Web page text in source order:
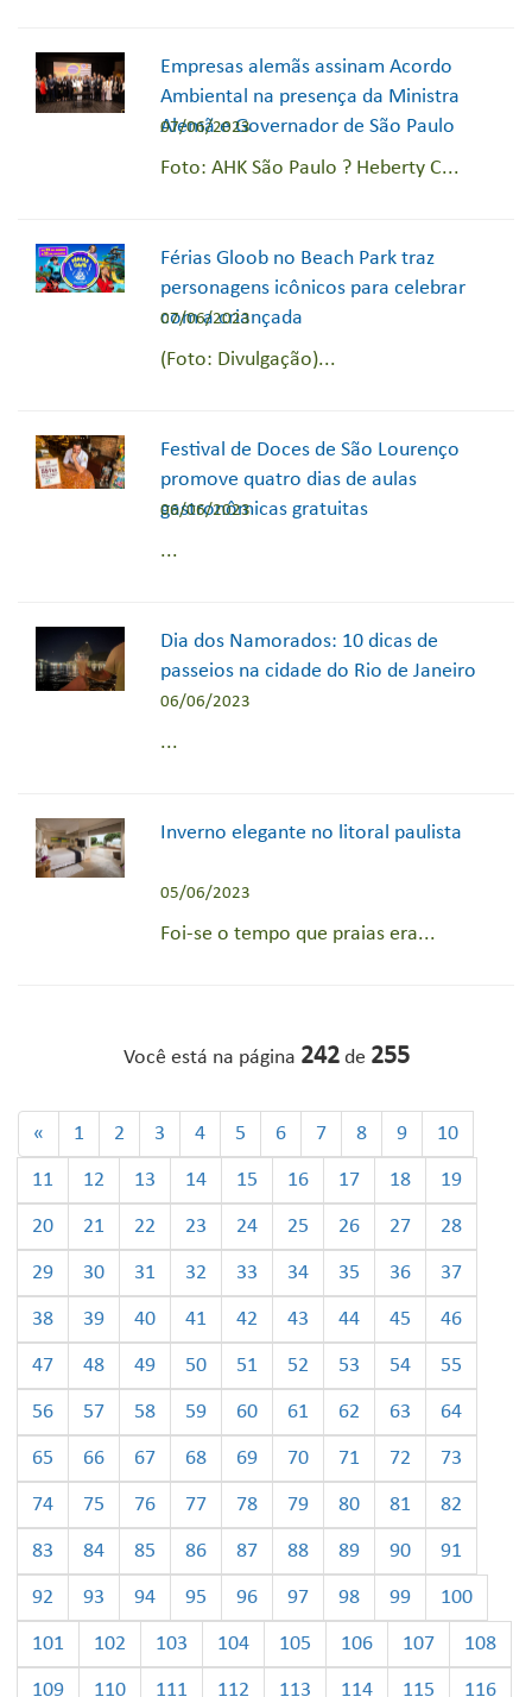
Empresas alemãs assinam Acordo
Ambiental na presença da Ministra
Alemã e Governador de São Paulo
07/06/2023
Foto: AHK São Paulo ? Heberty C...
Férias Gloob no Beach Park traz
personagens icônicos para celebrar
com a criançada
07/06/2023
(Foto: Divulgação)...
Festival de Doces de São Lourenço
promove quatro dias de aulas
gastronômicas gratuitas
06/06/2023
...
Dia dos Namorados: 10 dicas de
passeios na cidade do Rio de Janeiro
06/06/2023
...
Inverno elegante no litoral paulista
05/06/2023
Foi-se o tempo que praias era...
Você está na página 242de 255
« 1 2 3 4 5 6 7 8 9 10
11 12 13 14 15 16 17 18 19
20 21 22 23 24 25 26 27 28
29 30 31 32 33 34 35 36 37
38 39 40 41 42 43 44 45 46
47 48 49 50 51 52 53 54 55
56 57 58 59 60 61 62 63 64
65 66 67 68 69 70 71 72 73
74 75 76 77 78 79 80 81 82
83 84 85 86 87 88 89 90 91
92 93 94 95 96 97 98 99 100
101 102 103 104 105 106 107 108
109 110 111 112 113 114 115 116